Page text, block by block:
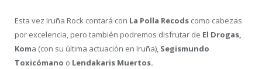
Esta vez Iruña Rock contará con La Polla Recods como cabezas
por excelencia, pero también podremos disfrutar de El Drogas,
Koma (con su última actuación en Iruña), Segismundo
Toxicómano o Lendakaris Muertos.